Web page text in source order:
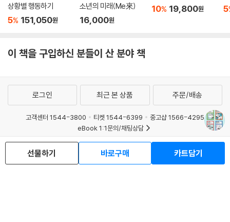
상황별 행동하기
5% 151,050원
소년의 미래(Me來)
16,000원
10% 19,800원 5
이 책을 구입하신 분들이 산 분야 책
선물하기 바로구매 카트담기
로그인 최근 본 상품 주문/배송
고객센터 1544-3800 티켓 1544-6399
중고샵 1566-4295
eBook 1:1문의/채팅상담
예스이십사(주) 사업자 정보
이용약관
개인정보처리방침
청소년보호정책